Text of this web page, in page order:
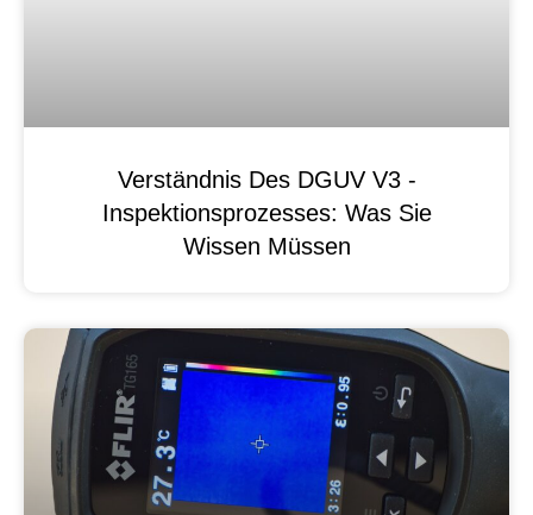
Verständnis Des DGUV V3 -
Inspektionsprozesses: Was Sie
Wissen Müssen